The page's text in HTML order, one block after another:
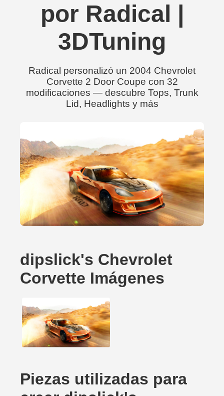
por Radical |
3DTuning
Radical personalizó un 2004 Chevrolet
Corvette 2 Door Coupe con 32
modificaciones — descubre Tops, Trunk
Lid, Headlights y más
dipslick's Chevrolet
Corvette Imágenes
Piezas utilizadas para